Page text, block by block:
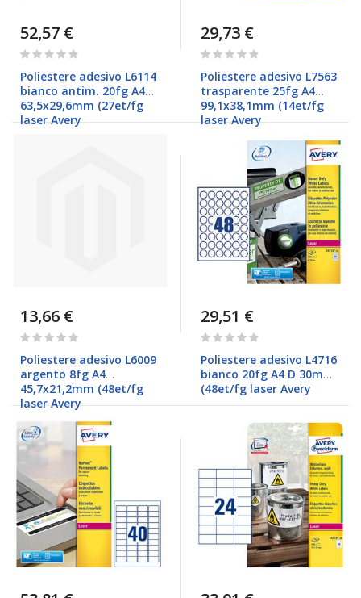
52,57 €
Rating:
Poliestere adesivo L6114
bianco antim. 20fg A4
63,5x29,6mm (27et/fg
laser Avery
29,73 €
Rating:
Poliestere adesivo L7563
trasparente 25fg A4
99,1x38,1mm (14et/fg
laser Avery
13,66 €
Rating:
Poliestere adesivo L6009
argento 8fg A4
45,7x21,2mm (48et/fg
laser Avery
29,51 €
Rating:
Poliestere adesivo L4716
bianco 20fg A4 D 30mm
(48et/fg laser Avery